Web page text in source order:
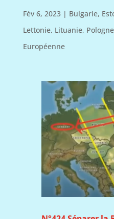
Fév 6, 2023| Bulgarie,
Lettonie, Lituanie, Pologne
Européenne